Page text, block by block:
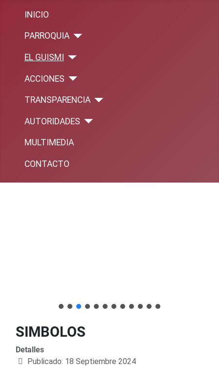
INICIO
PARROQUIA
EL GUISMI
ACCIONES
TRANSPARENCIA
AUTORIDADES
MULTIMEDIA
CONTACTO
SIMBOLOS
Detalles
Publicado: 18 Septiembre 2024